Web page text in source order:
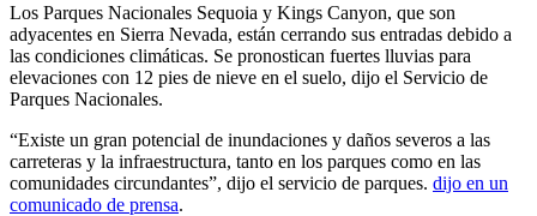
Los Parques Nacionales Sequoia y Kings Canyon, que son
adyacentes en Sierra Nevada, están cerrando sus entradas debido a
las condiciones climáticas. Se pronostican fuertes lluvias para
elevaciones con 12 pies de nieve en el suelo, dijo el Servicio de
Parques Nacionales.
“Existe un gran potencial de inundaciones y daños severos a las
carreteras y la infraestructura, tanto en los parques como en las
comunidades circundantes”, dijo el servicio de parques. dijo en un
comunicado de prensa.